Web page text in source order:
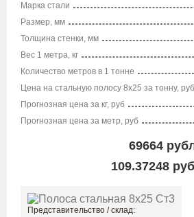
Марка стали
Размер, мм
Толщина стенки, мм
Вес 1 метра, кг
Количество метров в 1 тонне
Цена на стальную полосу 8х25 за тонну, руб
Прогнозная цена за кг, руб
Прогнозная цена за метр, руб
69664
109.37248
Представительство / склад: